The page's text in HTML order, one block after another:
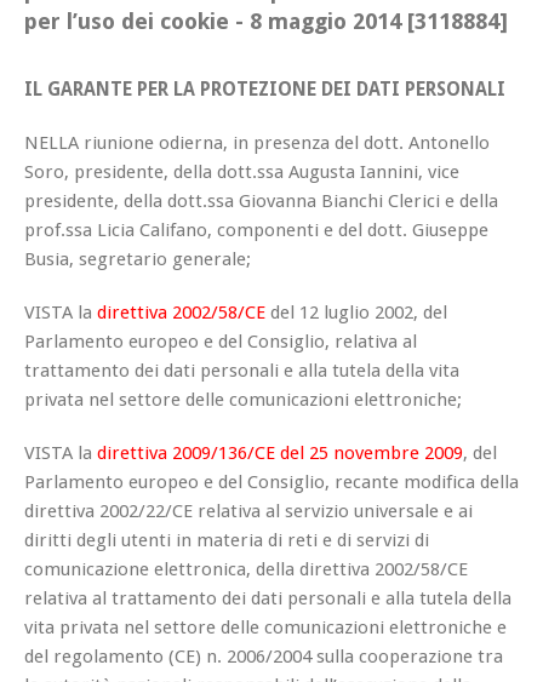
per l’uso dei cookie - 8 maggio 2014 [3118884]
IL GARANTE PER LA PROTEZIONE DEI DATI PERSONALI
NELLA riunione odierna, in presenza del dott. Antonello
Soro, presidente, della dott.ssa Augusta Iannini, vice
presidente, della dott.ssa Giovanna Bianchi Clerici e della
prof.ssa Licia Califano, componenti e del dott. Giuseppe
Busia, segretario generale;
VISTA la direttiva 2002/58/CE del 12 luglio 2002, del
Parlamento europeo e del Consiglio, relativa al
trattamento dei dati personali e alla tutela della vita
privata nel settore delle comunicazioni elettroniche;
VISTA la direttiva 2009/136/CE del 25 novembre 2009, del
Parlamento europeo e del Consiglio, recante modifica della
direttiva 2002/22/CE relativa al servizio universale e ai
diritti degli utenti in materia di reti e di servizi di
comunicazione elettronica, della direttiva 2002/58/CE
relativa al trattamento dei dati personali e alla tutela della
vita privata nel settore delle comunicazioni elettroniche e
del regolamento (CE) n. 2006/2004 sulla cooperazione tra